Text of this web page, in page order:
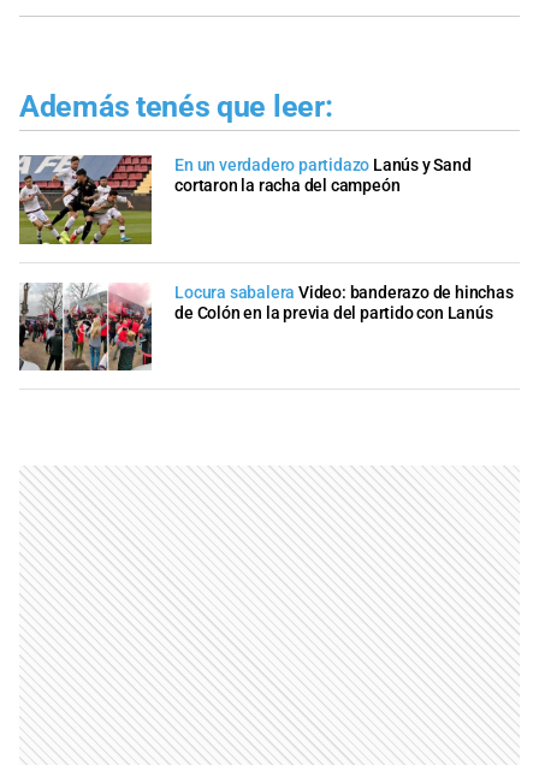
Además tenés que leer:
En un verdadero partidazo Lanús y Sand
cortaron la racha del campeón
Locura sabalera Video: banderazo de hinchas
de Colón en la previa del partido con Lanús